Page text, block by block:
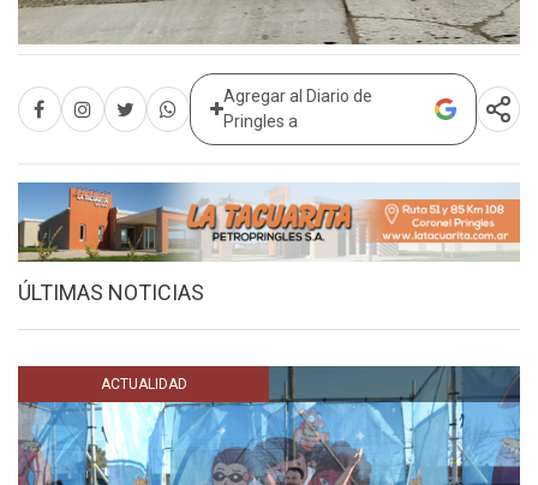
Agregar al Diario de
Pringles a
ÚLTIMAS NOTICIAS
ACTUALIDAD